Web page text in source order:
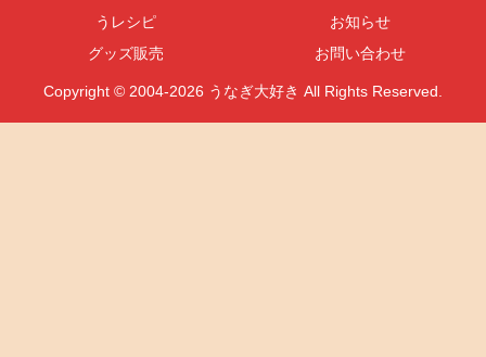
うレシピ
お知らせ
グッズ販売
お問い合わせ
Copyright © 2004-2026 うなぎ大好き All Rights Reserved.